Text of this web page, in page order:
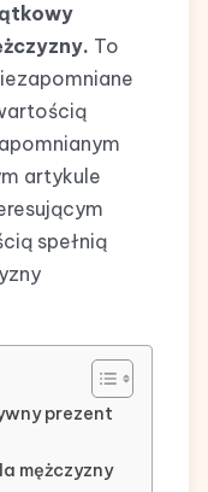
To
artykule
spełnią
prezent
mężczyzny